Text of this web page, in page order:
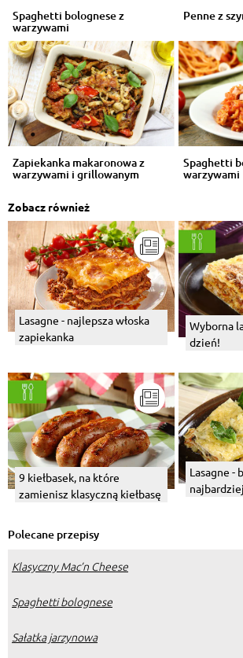
Spaghetti bolognese z
warzywami
Penne z
Zapiekanka makaronowa z
warzywami i grillowanym
Spaghetti
warzywami
Zobacz również
Lasagne - najlepsza włoska
zapiekanka
Wyborna
dzień!
9 kiełbasek, na które
zamienisz klasyczną kiełbasę
Lasagne -
Polecane przepisy
Klasyczny Mac’n Cheese
Spaghetti bolognese
Sałatka jarzynowa